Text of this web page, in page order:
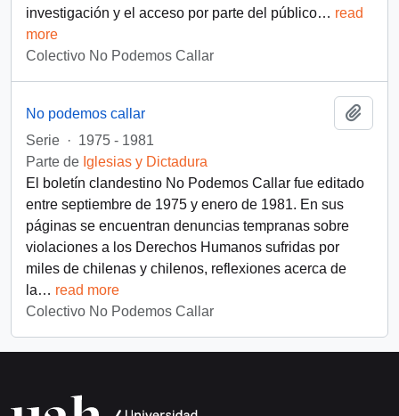
investigación y el acceso por parte del público… read
more
Colectivo No Podemos Callar
No podemos callar
Serie · 1975 - 1981
Parte de Iglesias y Dictadura
El boletín clandestino No Podemos Callar fue editado
entre septiembre de 1975 y enero de 1981. En sus
páginas se encuentran denuncias tempranas sobre
violaciones a los Derechos Humanos sufridas por
miles de chilenas y chilenos, reflexiones acerca de
la… read more
Colectivo No Podemos Callar